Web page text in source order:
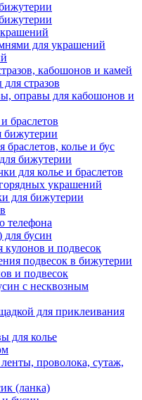
для украшений
кабошонов и камей
стразов
оправы для кабошонов и
браслетов
бижутерии
колье и бус
бижутерии
для колье и браслетов
украшений
для бижутерии
телефона
бусин
и подвесок
подвесок в бижутерии
и подвесок
с несквозным
для приклеивания
для колье
проволока, сутаж,
(ланка)